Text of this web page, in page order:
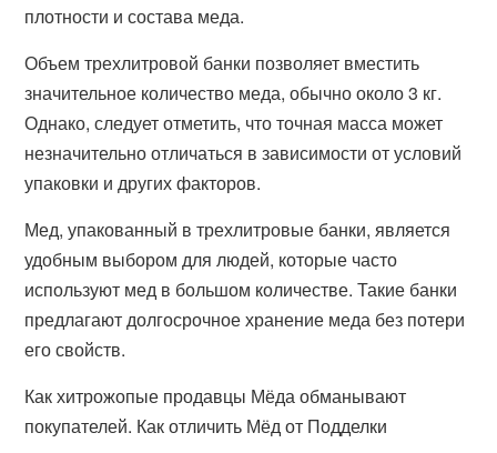
плотности и состава меда.
Объем трехлитровой банки позволяет вместить
значительное количество меда, обычно около 3 кг.
Однако, следует отметить, что точная масса может
незначительно отличаться в зависимости от условий
упаковки и других факторов.
Мед, упакованный в трехлитровые банки, является
удобным выбором для людей, которые часто
используют мед в большом количестве. Такие банки
предлагают долгосрочное хранение меда без потери
его свойств.
Как хитрожопые продавцы Мёда обманывают
покупателей. Как отличить Мёд от Подделки